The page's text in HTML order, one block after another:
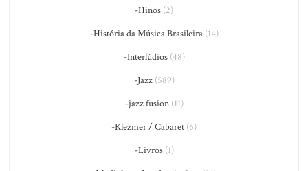
-Hinos (2)
-História da Música Brasileira(14)
-Interlúdios(48)
-Jazz(589)
-jazz fusion(11)
-Klezmer / Cabaret (6)
-Livros(1)